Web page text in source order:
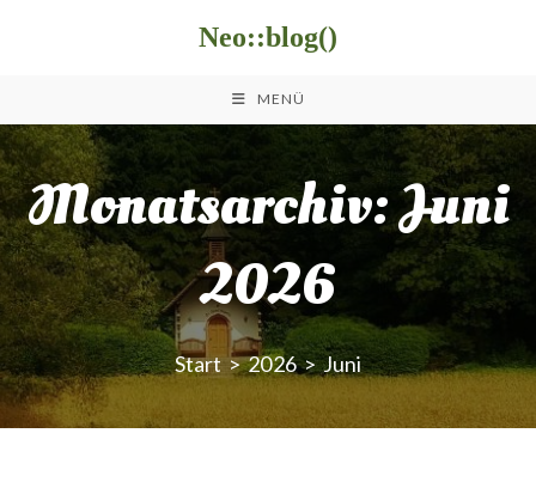
Neo::blog()
MENÜ
Monatsarchiv: Juni
2026
Start > 2026 > Juni